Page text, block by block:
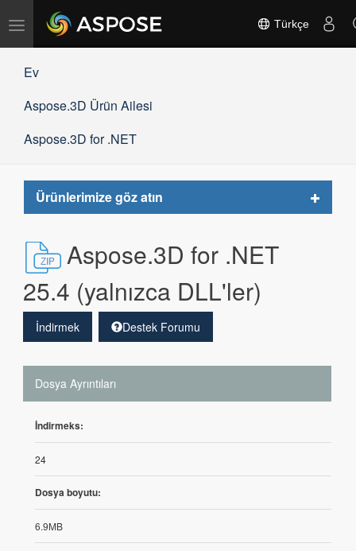
Gezinmeyi
Türkçe
Ev
Aspose.3D Ürün Ailesi
Aspose.3D for .NET
Ürünlerimize göz atın
Toggle
Aspose.3D for .NET
25.4 (yalnızca DLL'ler)
İndirmek Destek Forumu
Dosya Ayrıntıları
İndirmeks:
24
Dosya boyutu:
6.9MB